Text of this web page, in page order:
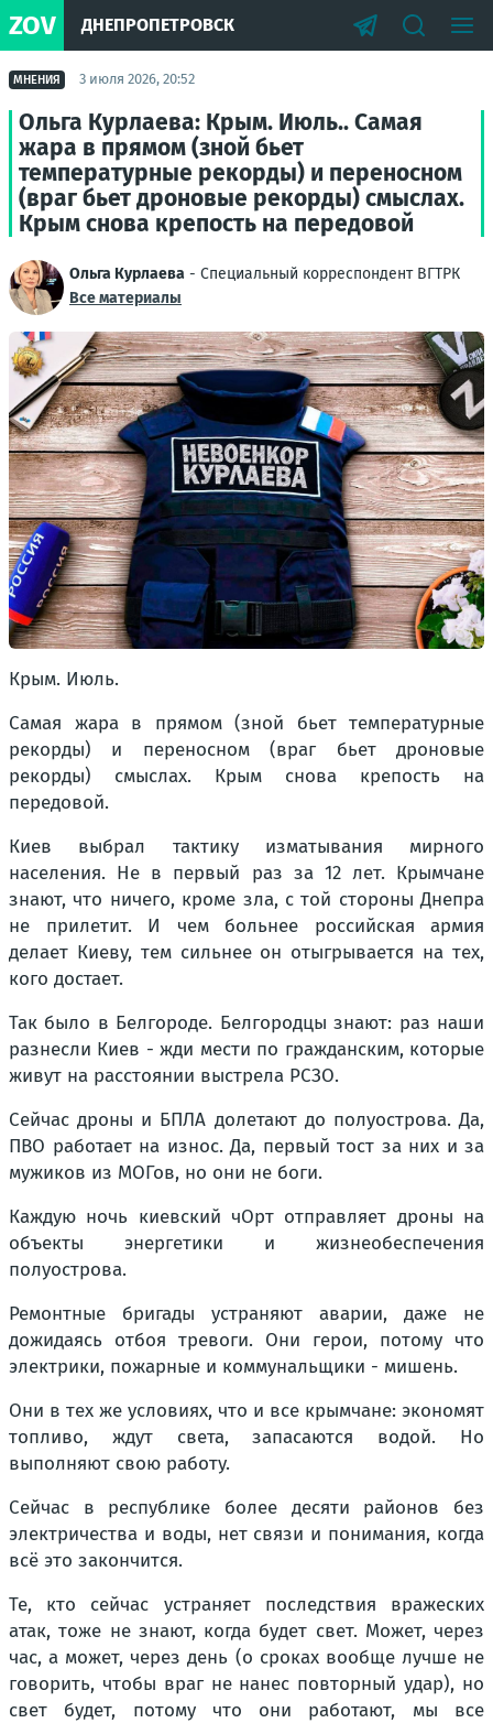
ZOV ДНЕПРОПЕТРОВСК
МНЕНИЯ 3 июля 2026, 20:52
Ольга Курлаева: Крым. Июль.. Самая
жара в прямом (зной бьет
температурные рекорды) и переносном
(враг бьет дроновые рекорды) смыслах.
Крым снова крепость на передовой
Ольга Курлаева - Специальный корреспондент ВГТРК
Все материалы
Крым. Июль.
Самая жара в прямом (зной бьет температурные
рекорды) и переносном (враг бьет дроновые
рекорды) смыслах. Крым снова крепость на
передовой.
Киев выбрал тактику изматывания мирного
населения. Не в первый раз за 12 лет. Крымчане
знают, что ничего, кроме зла, с той стороны Днепра
не прилетит. И чем больнее российская армия
делает Киеву, тем сильнее он отыгрывается на тех,
кого достает.
Так было в Белгороде. Белгородцы знают: раз наши
разнесли Киев - жди мести по гражданским, которые
живут на расстоянии выстрела РСЗО.
Сейчас дроны и БПЛА долетают до полуострова. Да,
ПВО работает на износ. Да, первый тост за них и за
мужиков из МОГов, но они не боги.
Каждую ночь киевский чОрт отправляет дроны на
объекты энергетики и жизнеобеспечения
полуострова.
Ремонтные бригады устраняют аварии, даже не
дожидаясь отбоя тревоги. Они герои, потому что
электрики, пожарные и коммунальщики - мишень.
Они в тех же условиях, что и все крымчане: экономят
топливо, ждут света, запасаются водой. Но
выполняют свою работу.
Сейчас в республике более десяти районов без
электричества и воды, нет связи и понимания, когда
всё это закончится.
Те, кто сейчас устраняет последствия вражеских
атак, тоже не знают, когда будет свет. Может, через
час, а может, через день (о сроках вообще лучше не
говорить, чтобы враг не нанес повторный удар), но
свет будет, потому что они работают, мы все